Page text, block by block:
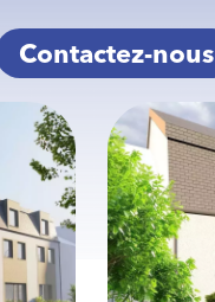
Contactez-nous